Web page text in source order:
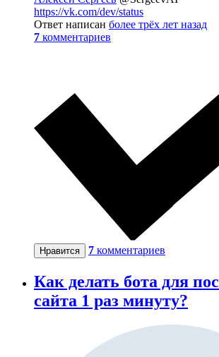
https://vk.com/dev/status
Ответ написан более трёх лет назад
7 комментариев
Нравится 7 комментариев
Как делать бота для
сайта 1 раз минуту?